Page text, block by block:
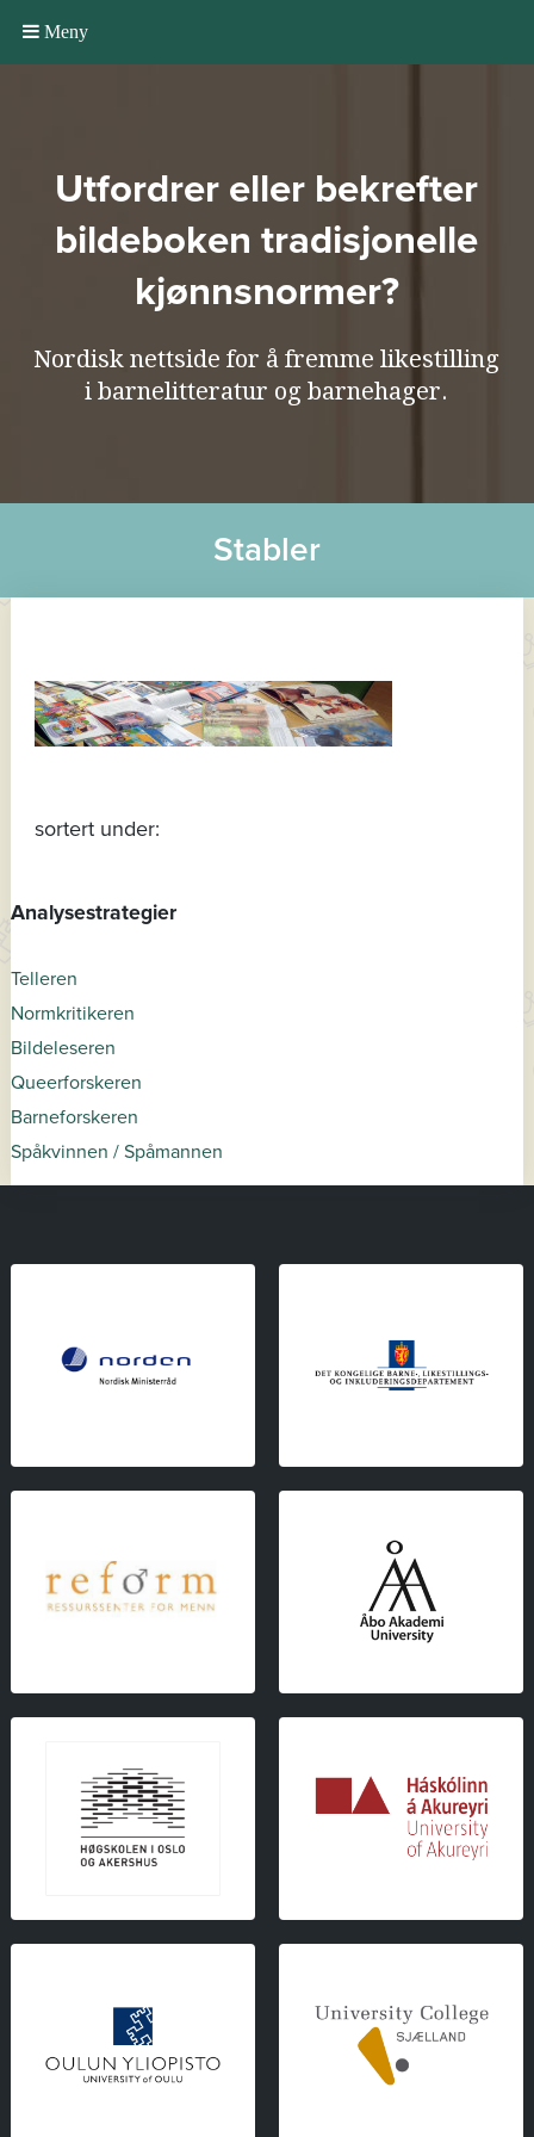
Meny
Utfordrer eller bekrefter
bildeboken tradisjonelle
kjønnsnormer?
Nordisk nettside for å fremme likestilling
i barnelitteratur og barnehager.
Stabler
sortert under:
Analysestrategier
Telleren
Normkritikeren
Bildeleseren
Queerforskeren
Barneforskeren
Spåkvinnen / Spåmannen